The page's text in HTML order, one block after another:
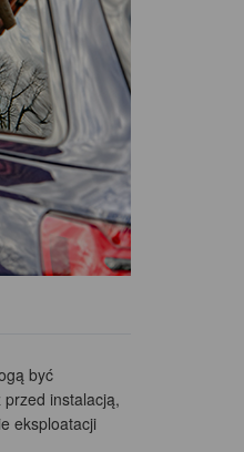
być
instalacją,
eksploatacji